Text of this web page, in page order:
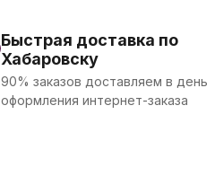
Быстрая доставка по
Хабаровску
90% заказов доставляем в день
оформления интернет-заказа